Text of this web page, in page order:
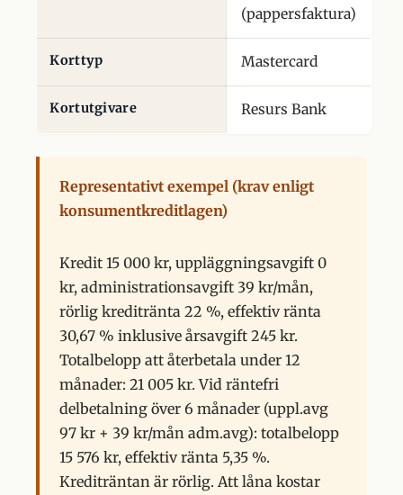
(pappersfaktura)
Korttyp Mastercard
Kortutgivare Resurs Bank
Representativt exempel (krav enligt
konsumentkreditlagen)
Kredit 15 000 kr, uppläggningsavgift 0
kr, administrationsavgift 39 kr/mån,
rörlig kreditränta 22 %, effektiv ränta
30,67 % inklusive årsavgift 245 kr.
Totalbelopp att återbetala under 12
månader: 21 005 kr. Vid räntefri
delbetalning över 6 månader (uppl.avg
97 kr + 39 kr/mån adm.avg): totalbelopp
15 576 kr, effektiv ränta 5,35 %.
Krediträntan är rörlig. Att låna kostar